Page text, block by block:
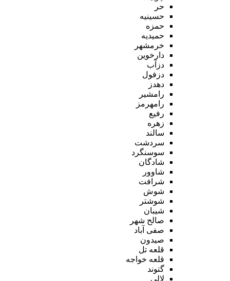
حر
حسینیه
حمزه
حمیدیه
خرمشهر
دارخوین
دزآب
دزفول
دهدز
رامشیر
رامهرمز
رفیع
زهره
سالند
سردشت
سوسنگرد
شادگان
شاوور
شرافت
شوش
شوشتر
شیبان
صالح شهر
صفی آباد
صیدون
قلعه تل
قلعه خواجه
گتوند
لالی